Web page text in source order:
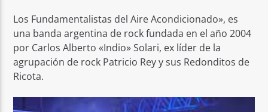
Los Fundamentalistas del Aire Acondicionado», es
una banda argentina de rock fundada en el año 2004
por Carlos Alberto «Indio» Solari, ex líder de la
agrupación de rock Patricio Rey y sus Redonditos de
Ricota.